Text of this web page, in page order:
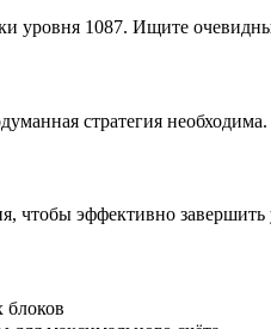
уровня 1087. Ищите
стратегия
чтобы эффективно завершить
блоков